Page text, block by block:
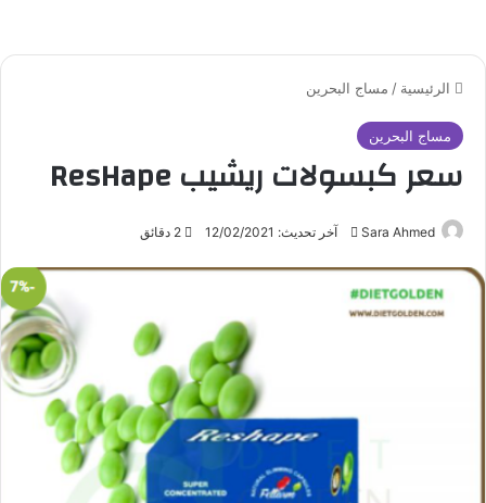
الرئيسية / مساج البحرين
مساج البحرين
سعر كبسولات ريشيب ResHape
Sara Ahmed
ل
د
إ
ل
آخر تحديث: 12/02/2021